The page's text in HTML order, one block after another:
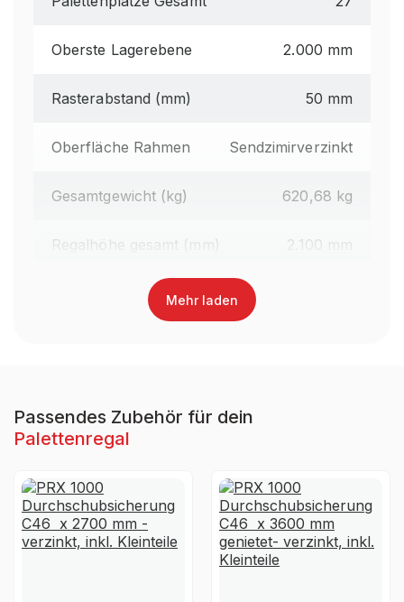
Oberste Lagerebene 2.000 mm
Rasterabstand (mm) 50 mm
Oberfläche Rahmen Sendzimirverzinkt
Gesamtgewicht (kg) 620,68 kg
Regalhöhe gesamt (mm) 2.100 mm
Traversenlänge (mm)
Material
UV-
Beständigkeit
Ja, jedoch nicht für die
dauerhafte Verwendung im
Außenbereich geeignet
Mehr laden
Passendes Zubehör für dein
Palettenregal